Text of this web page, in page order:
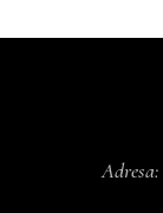
Adresa: